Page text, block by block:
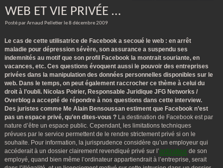
WEB ET VIE PRIVÉE …
Posté par Arnaud Pelletier le 8 décembre 2009
Le cas de cette utilisatrice de Facebook a secoué le web : en arrêt
maladie pour dépression sévère, son assurance a suspendu ses
indemnités au motif que son profil Facebook la montrait souriante, en
vacances, etc. Ces questions évoquent aussi le pouvoir des entreprises
privées dans la manipulation des données personnelles disponibles sur le
web. Dans le temps, on peut également raccrocher ce thème à celui du
droit à l’oubli. Nicolas Poirier, Responsable Juridique JFG Networks /
Overblog a accepté de répondre à nos questions dans cette interview.
Des juristes comme Me Alain Bensoussan estiment que Facebook n’est
pas un espace privé, qu’en dites-vous ? La destination de Facebook est par
nature d’être un espace public. Cependant, les limitations techniques
prévues par le service permettent de le rendre strictement privé si on le
souhaite. Pour information, la jurisprudence considère qu’un employeur qui
accéderait à un dossier clairement revendiqué privé sur l’ordinateur de son
employé, quand bien même l’ordinateur appartiendrait à l’entreprise, serait